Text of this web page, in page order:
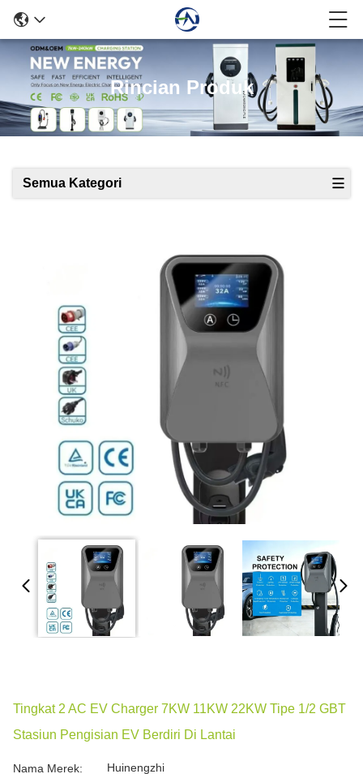
Rincian Produk
Semua Kategori
Tingkat 2 AC EV Charger 7KW 11KW 22KW Tipe 1/2 GBT
Stasiun Pengisian EV Berdiri Di Lantai
Nama Merek: Huinengzhi